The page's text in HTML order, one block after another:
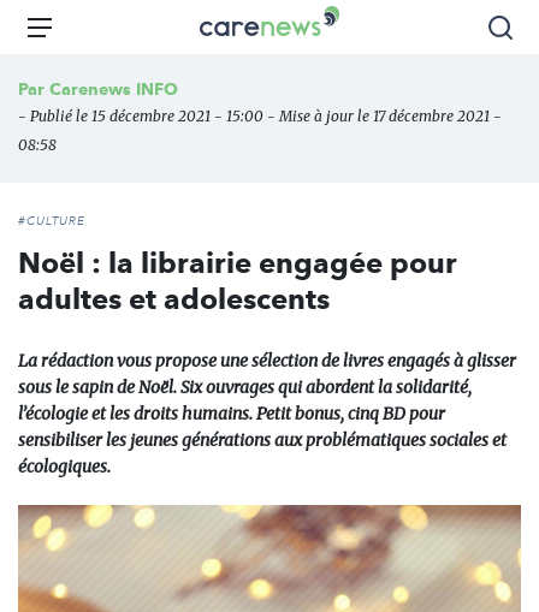
Aller
principal
Carenews,
des
Menu
Par Carenews INFO
- Publié le 15 décembre 2021 - 15:00 - Mise à jour le 17 décembre 2021 -
08:58
#CULTURE
Noël : la librairie engagée pour
adultes et adolescents
La rédaction vous propose une sélection de livres engagés à glisser
sous le sapin de Noël. Six ouvrages qui abordent la solidarité,
l’écologie et les droits humains. Petit bonus, cinq BD pour
sensibiliser les jeunes générations aux problématiques sociales et
écologiques.